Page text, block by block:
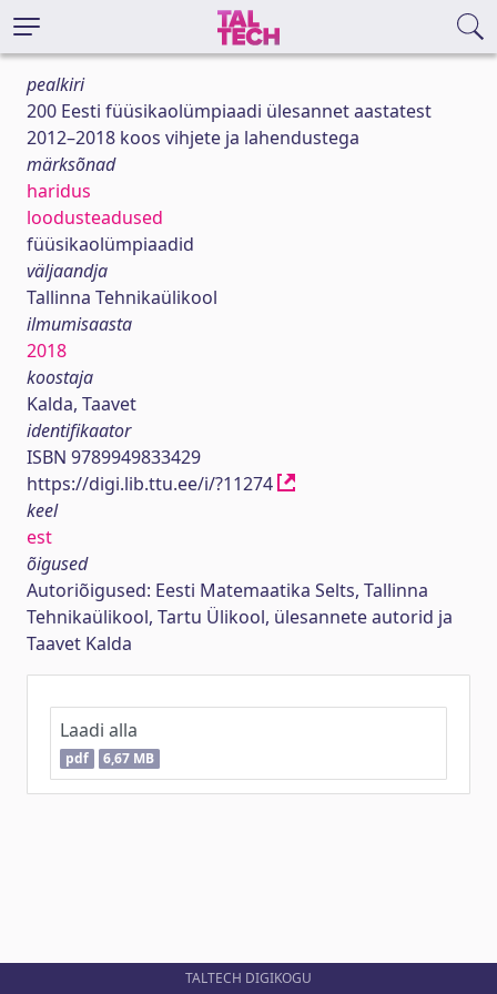
pealkiri
200 Eesti füüsikaolümpiaadi ülesannet aastatest
2012–2018 koos vihjete ja lahendustega
märksõnad
haridus
loodusteadused
füüsikaolümpiaadid
väljaandja
Tallinna Tehnikaülikool
ilmumisaasta
2018
koostaja
Kalda, Taavet
identifikaator
ISBN 9789949833429
https://digi.lib.ttu.ee/i/?11274
keel
est
õigused
Autoriõigused: Eesti Matemaatika Selts, Tallinna
Tehnikaülikool, Tartu Ülikool, ülesannete autorid ja
Taavet Kalda
Laadi alla
pdf 6,67 MB
TALTECH DIGIKOGU